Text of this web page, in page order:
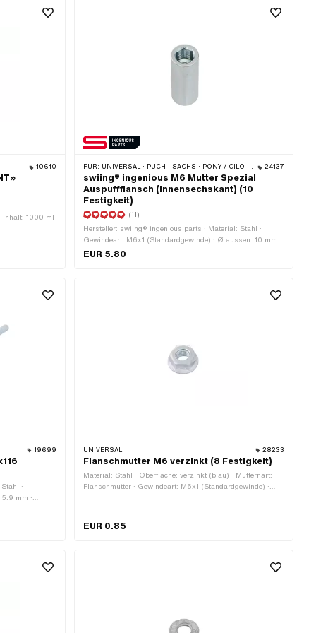
10610
Inhalt: 1000 ml
FÜR: UNIVERSAL · PUCH · SACHS · PONY / CILO (BETA 521 & 512) · ZÜNDAPP BELMONDO · TOMOS 24137
swiing® ingenious M6 Mutter Spezial
Auspuffflansch (Innensechskant) (10
Festigkeit)
(11)
Hersteller: swiing® ingenious parts · Material: Stahl ·
Gewindeart: M6x1 (Standardgewinde) · Ø aussen: 10 mm ·
Oberfläche: verzinkt (blau) · Gesamtlänge: 25 mm ·
EUR 5.80
19699
·
mm ·
UNIVERSAL 28233
Flanschmutter M6 verzinkt (8 Festigkeit)
Material: Stahl · Oberfläche: verzinkt (blau) · Mutternart:
Flanschmutter · Gewindeart: M6x1 (Standardgewinde) ·
EUR 0.85